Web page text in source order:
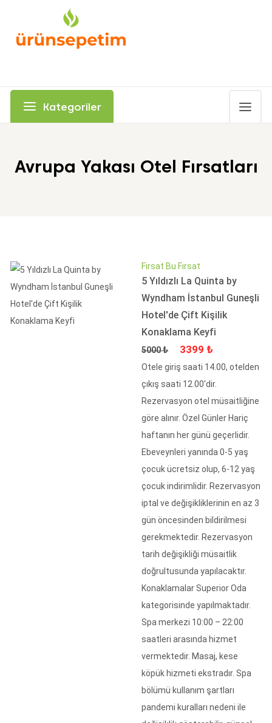
Kategoriler
Avrupa Yakası Otel Fırsatları
Fırsat Bu Fırsat
5 Yıldızlı La Quinta by
Wyndham İstanbul Guneşli
Hotel'de Çift Kişilik
Konaklama Keyfi
Fiyat
5000 ₺ İndirimli Fiyat
3399 ₺
Otele giriş saati 14.00, otelden
çıkış saati 12.00'dir.
Rezervasyon otel müsaitliğine
göre alınır. Özel Günler Hariç
haftanın her günü geçerlidir.
Ebeveynleri yanında 0-5 yaş
çocuk ücretsiz olup, 6-12 yaş
çocuk indirimlidir. Rezervasyon
iptal ve değişikliklerinin en az 3
gün öncesinden bildirilmesi
gerekmektedir. Rezervasyon
tarih değişikliği müsaitlik
doğrultusunda yapılacaktır.
Konaklamalar Superior Oda
kategorisinde yapılmaktadır.
Spa merkezi 10:00 – 22:00
saatleri arasında hizmet
vermektedir. Masaj, kese
köpük hizmeti ekstradır. Spa
bölümü kullanım şartları
pandemi kuralları nedeni ile